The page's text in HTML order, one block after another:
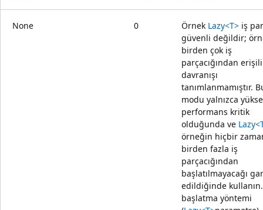
None 0 Örnek Lazy<T> iş
güvenli değildir;
birden çok iş
parçacığından
davranışı
tanımlanmamıştır.
modu yalnızca
performans kritik
olduğunda ve
örneğin hiçbir
birden fazla iş
parçacığından
başlatılmayacağı
edildiğinde
başlatma yöntemi